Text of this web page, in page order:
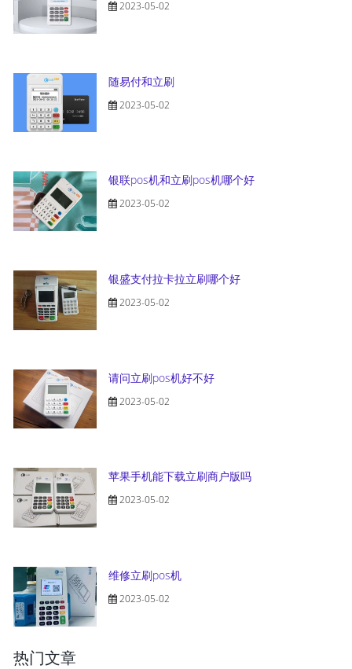
2023-05-02
随易付和立刷
2023-05-02
银联pos机和立刷pos机哪个好
2023-05-02
银盛支付拉卡拉立刷哪个好
2023-05-02
请问立刷pos机好不好
2023-05-02
苹果手机能下载立刷商户版吗
2023-05-02
维修立刷pos机
2023-05-02
热门文章